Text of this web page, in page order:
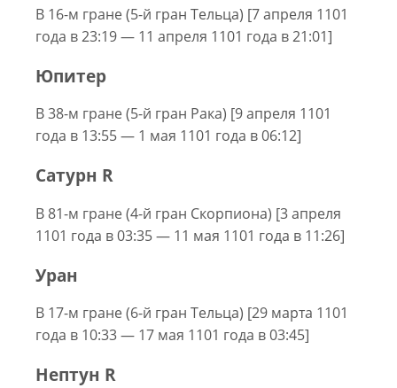
В 16-м гране (5-й гран Тельца) [7 апреля 1101
года в 23:19 — 11 апреля 1101 года в 21:01]
Юпитер
В 38-м гране (5-й гран Рака) [9 апреля 1101
года в 13:55 — 1 мая 1101 года в 06:12]
Сатурн R
В 81-м гране (4-й гран Скорпиона) [3 апреля
1101 года в 03:35 — 11 мая 1101 года в 11:26]
Уран
В 17-м гране (6-й гран Тельца) [29 марта 1101
года в 10:33 — 17 мая 1101 года в 03:45]
Нептун R